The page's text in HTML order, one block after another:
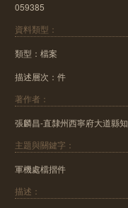
059385
資料類型：
類型：檔案
描述層次：件
著作者：
張麟昌-直隸州西寧府大道縣知
主題與關鍵字：
軍機處檔摺件
描述：